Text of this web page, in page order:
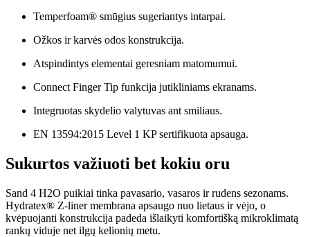
Temperfoam® smūgius sugeriantys intarpai.
Ožkos ir karvės odos konstrukcija.
Atspindintys elementai geresniam matomumui.
Connect Finger Tip funkcija jutikliniams ekranams.
Integruotas skydelio valytuvas ant smiliaus.
EN 13594:2015 Level 1 KP sertifikuota apsauga.
Sukurtos važiuoti bet kokiu oru
Sand 4 H2O puikiai tinka pavasario, vasaros ir rudens sezonams.
Hydratex® Z-liner membrana apsaugo nuo lietaus ir vėjo, o
kvėpuojanti konstrukcija padeda išlaikyti komfortišką mikroklimatą
rankų viduje net ilgų kelionių metu.